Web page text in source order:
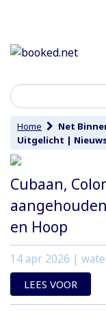
Home Net
Uitgelicht |
Cubaan,
en Hoop
14 apr 2026 |
LEES VOOR